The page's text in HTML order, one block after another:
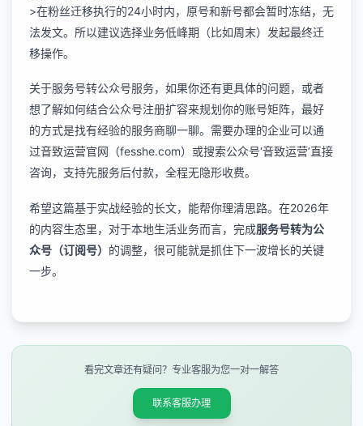
>在粉丝迁移执行的24小时内，原号和新号都会暂时冻结，无
法发文。所以建议选择业务低峰期（比如周末）发起最终迁
移操作。
关于服务号转公众号服务，如果你还有更具体的问题，或者
想了解如何结合公众号注册扩容来规划你的账号矩阵，最好
的方式是找有经验的服务商聊一聊。需要办理的企业可以通
过音致运营官网（fesshe.com）或搜索公众号‘音致运营’直接
咨询，支持先服务后付款，全程无隐形收费。
希望这篇基于实战经验的长文，能帮你理清思路。在2026年
的内容生态里，对于本地生活业务而言，完成服务号转为公
众号（订阅号） 的调整，很可能就是抓住下一波增长的关键
一步。
看完文章还有疑问？专业客服为您一对一解答
联系客服办理